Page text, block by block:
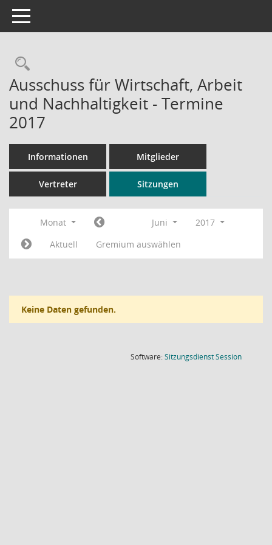
Toggle navigation
Rechercheauswahl
Ausschuss für Wirtschaft, Arbeit
und Nachhaltigkeit - Termine
2017
Informationen Mitglieder
Vertreter Sitzungen
Monat Juni
2017
Aktuell
Gremium auswählen
Keine Daten gefunden.
Software:SitzungsdienstSession(Wird in